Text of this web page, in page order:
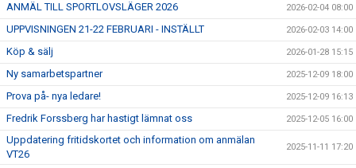
ANMÄL TILL SPORTLOVSLÄGER 2026 2026-02-04 08:00
UPPVISNINGEN 21-22 FEBRUARI - INSTÄLLT 2026-02-03 14:00
Köp & sälj 2026-01-28 15:15
Ny samarbetspartner 2025-12-09 18:00
Prova på- nya ledare! 2025-12-09 16:13
Fredrik Forssberg har hastigt lämnat oss 2025-12-05 16:00
Uppdatering fritidskortet och information om anmälan
VT26
2025-11-11 17:20